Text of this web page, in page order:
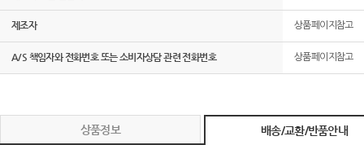
제조자 상품페이지참고
A/S 책임자와 전화번호 또는 소비자상담 관련 전화번호 상품페이지참고
상품정보 배송/교환/반품안내